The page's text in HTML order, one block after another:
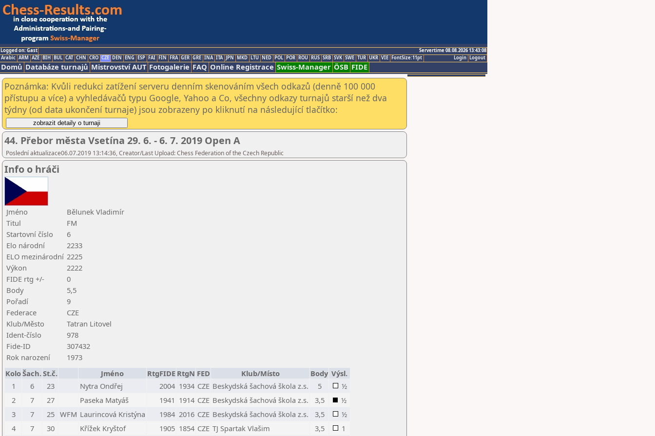
Logged on: Gast
Servertime 08.08.2026 13:43:08
Logout
Login
Arabic ARM AZE BIH BUL CAT CHN CRO CZE DEN ENG ESP FAI FIN FRA GER GRE INA ITA JPN MKD LTU NED POL POR ROU RUS SRB SVK SWE TUR UKR VIE FontSize:11pt
Domů Databáze turnajů Mistrovství AUT Fotogalerie FAQ Online Registrace Swiss-Manager ÖSB FIDE
Poznámka: Kvůli redukci zatížení serveru denním skenováním všech odkazů (denně 100 000
přístupu a více) a vyhledávačů typu Google, Yahoo a Co, všechny odkazy turnajů starší než dva
týdny (od data ukončení turnaje) jsou zobrazeny po kliknutí na následující tlačítko:
44. Přebor města Vsetína 29. 6. - 6. 7. 2019 Open A
Poslední aktualizace06.07.2019 13:14:36, Creator/Last Upload: Chess Federation of the Czech Republic
Info o hráči
Jméno
Bělunek Vladimír
Titul
FM
Startovní číslo
6
Elo národní
2233
ELO mezinárodní 2225
Výkon
2222
FIDE rtg +/-
0
Body
5,5
Pořadí
9
Federace
CZE
Klub/Město
Tatran Litovel
Ident-číslo
978
Fide-ID
307432
Rok narození
1973
KoloŠach.St.č. Jméno RtgFIDE RtgN FED Klub/Místo Body Výsl.
1
6 23 Nytra Ondřej 2004 1934 CZE Beskydská šachová škola z.s. 5
½
2
7 27 Paseka Matyáš 1941 1914 CZE Beskydská šachová škola z.s. 3,5
½
3
7 25 WFM Laurincová Kristýna 1984 2016 CZE Beskydská šachová škola z.s. 3,5
½
4
7 30 Křížek Kryštof 1905 1854 CZE TJ Spartak Vlašim 3,5 1